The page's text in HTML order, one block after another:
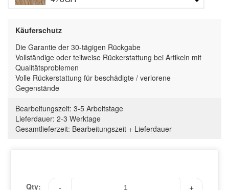
Käuferschutz
Die Garantie der 30-tägigen Rückgabe
Vollständige oder teilweise Rückerstattung bei Artikeln mit
Qualitätsproblemen
Volle Rückerstattung für beschädigte / verlorene
Gegenstände
Bearbeitungszeit: 3-5 Arbeitstage
Lieferdauer: 2-3 Werktage
Gesamtlieferzeit: Bearbeitungszeit + Lieferdauer
Qty: - +